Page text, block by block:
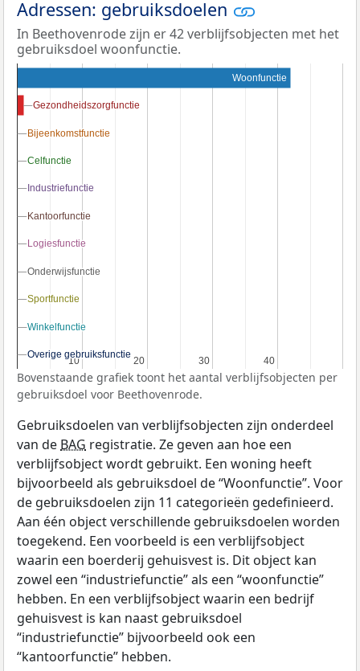
Adressen: gebruiksdoelen
In Beethovenrode zijn er 42 verblijfsobjecten met het
gebruiksdoel woonfunctie.
10
10 20
20 30
30 40
40
Woonfunctie
Gezondheidszorgfunctie
Gezondheidszorgfunctie
Bijeenkomstfunctie
Bijeenkomstfunctie
Celfunctie
Celfunctie
Industriefunctie
Industriefunctie
Kantoorfunctie
Kantoorfunctie
Logiesfunctie
Logiesfunctie
Onderwijsfunctie
Onderwijsfunctie
Sportfunctie
Sportfunctie
Winkelfunctie
Winkelfunctie
Overige gebruiksfunctie
Overige gebruiksfunctie
Bovenstaande grafiek toont het aantal verblijfsobjecten per
gebruiksdoel voor Beethovenrode.
Gebruiksdoelen van verblijfsobjecten zijn onderdeel
van de BAG registratie. Ze geven aan hoe een
verblijfsobject wordt gebruikt. Een woning heeft
bijvoorbeeld als gebruiksdoel de “Woonfunctie”. Voor
de gebruiksdoelen zijn 11 categorieën gedefinieerd.
Aan één object verschillende gebruiksdoelen worden
toegekend. Een voorbeeld is een verblijfsobject
waarin een boerderij gehuisvest is. Dit object kan
zowel een “industriefunctie” als een “woonfunctie”
hebben. En een verblijfsobject waarin een bedrijf
gehuisvest is kan naast gebruiksdoel
“industriefunctie” bijvoorbeeld ook een
“kantoorfunctie” hebben.